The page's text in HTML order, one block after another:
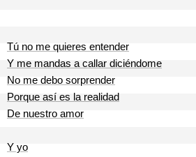
Tú no me quieres entender
Y me mandas a callar diciéndome
No me debo sorprender
Porque así es la realidad
De nuestro amor
Y yo